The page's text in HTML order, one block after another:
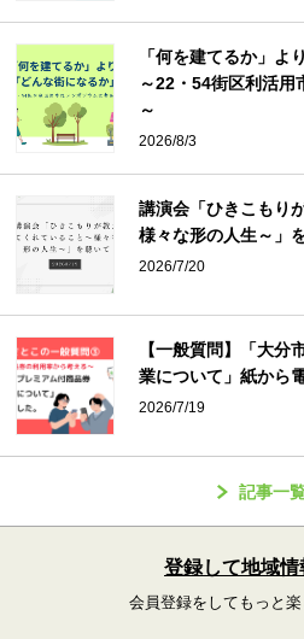
「何を建てるか」よ
～22・54街区利活用
～
2026/8/3
講演会「ひきこもり
様々な形の人生～」
2026/7/20
【一般質問】「大分
業について」紙から
2026/7/19
記事一
登録して地域情
会員登録をしてもっと楽